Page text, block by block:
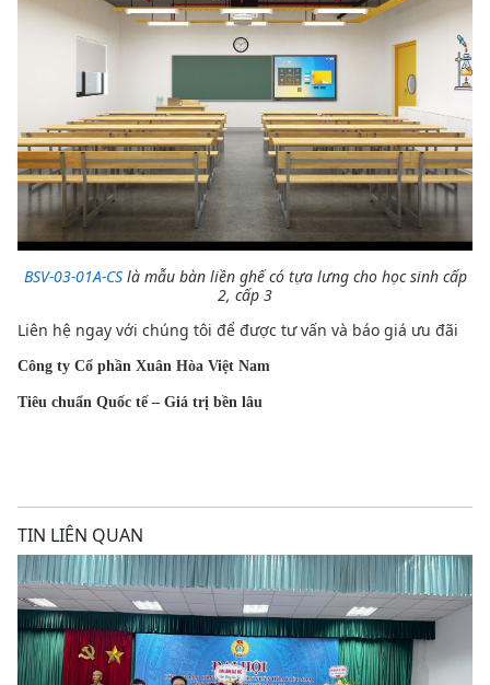
BSV-03-01A-CSlà mẫu bàn liền ghế có tựa lưng cho học sinh cấp
2, cấp 3
Liên hệ ngay với chúng tôi để được tư vấn và báo giá ưu đãi
Công ty Cổ phần Xuân Hòa Việt Nam
Tiêu chuẩn Quốc tế – Giá trị bền lâu
TIN LIÊN QUAN